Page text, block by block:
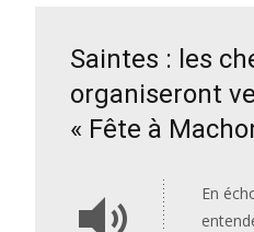
Saintes : les
organiseront
« Fête à
En